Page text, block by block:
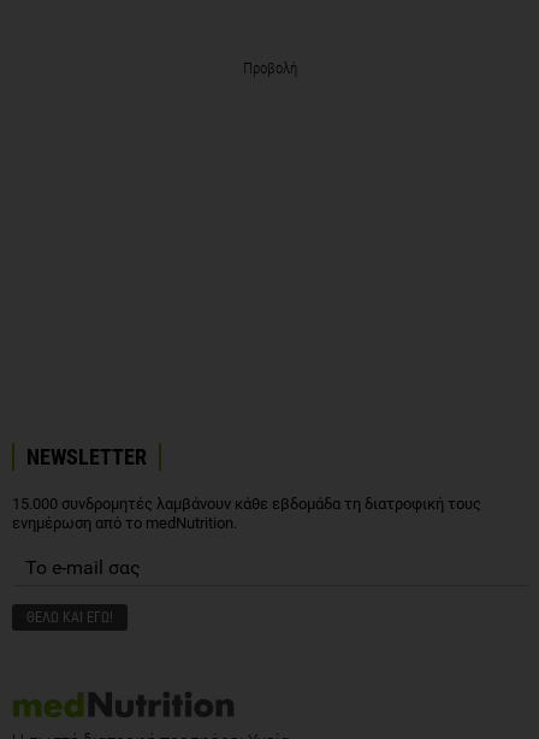
Προβολή
NEWSLETTER
15.000 συνδρομητές λαμβάνουν κάθε εβδομάδα τη διατροφική τους
ενημέρωση από το medNutrition.